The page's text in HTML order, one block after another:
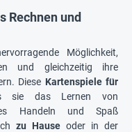
Rechnen und
Möglichkeit,
und gleichzeitig ihre
Diese Kartenspiele für
sie das Lernen von
Handeln und Spaß
zu Hause oder in der